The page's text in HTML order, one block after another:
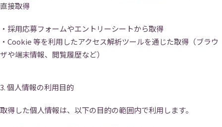
会社概要 事業内容
直接取得
・採用応募フォームやエントリーシートから取得
・Cookie 等を利用したアクセス解析ツールを通じた取得（ブラウ
ザや端末情報、閲覧履歴など）
3. 個人情報の利用目的
取得した個人情報は、以下の目的の範囲内で利用します。